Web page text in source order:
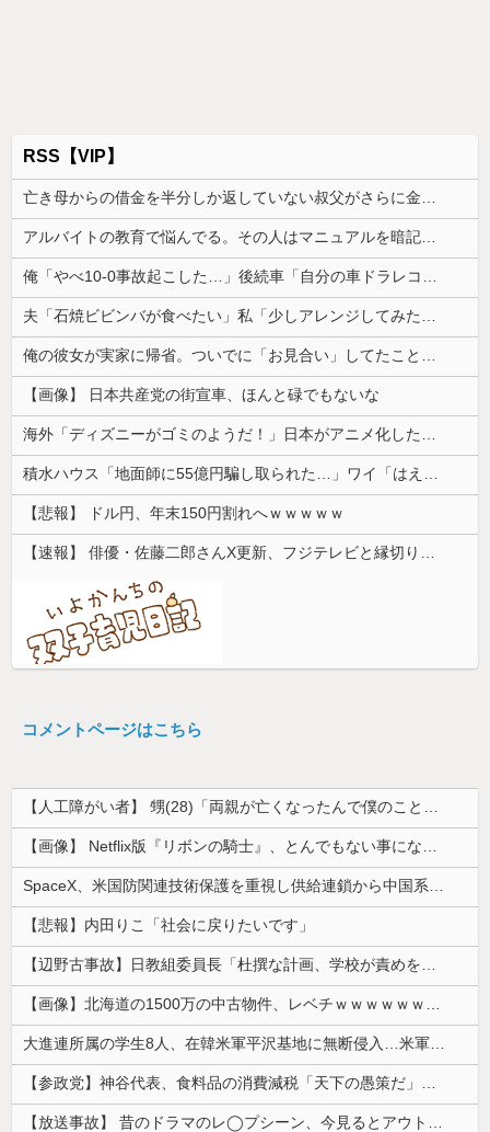
RSS【VIP】
【画像】 日本共産党の街宣車、ほんと碌でもないな
【悲報】 ドル円、年末150円割れへｗｗｗｗｗ
コメントページはこちら
【悲報】内田りこ「社会に戻りたいです」